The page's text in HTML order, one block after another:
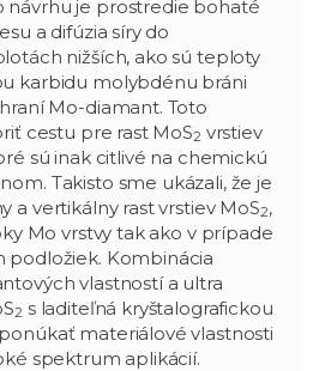
je prostredie bohaté
a difúzia síry do
nižších, ako sú teploty
karbidu molybdénu bráni
Mo-diamant. Toto
cestu pre rast MoS2 vrstiev
sú inak citlivé na chemickú
Takisto sme ukázali, že je
a vertikálny rast vrstiev MoS2,
Mo vrstvy tak ako v prípade
podložiek. Kombinácia
vlastností a ultra
2 s laditeľná kryštalografickou
materiálové vlastnosti
spektrum aplikácií.